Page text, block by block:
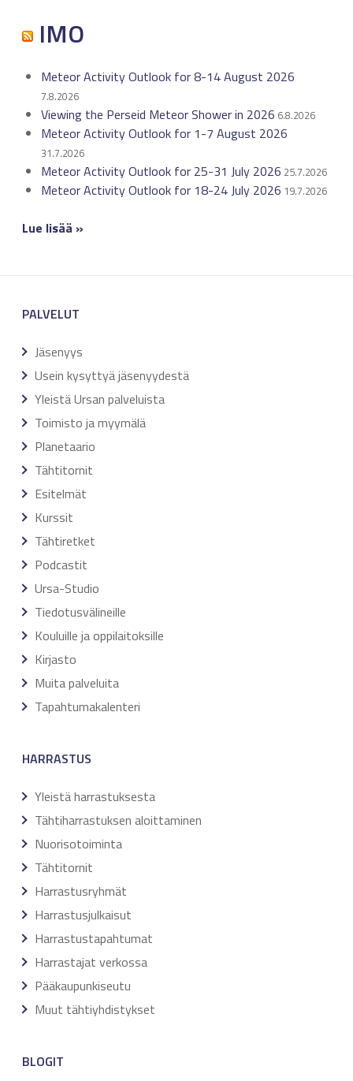
IMO
Meteor Activity Outlook for 8-14 August 2026
7.8.2026
Viewing the Perseid Meteor Shower in 2026 6.8.2026
Meteor Activity Outlook for 1-7 August 2026
31.7.2026
Meteor Activity Outlook for 25-31 July 2026 25.7.2026
Meteor Activity Outlook for 18-24 July 2026 19.7.2026
Lue lisää »
PALVELUT
Jäsenyys
Usein kysyttyä jäsenyydestä
Yleistä Ursan palveluista
Toimisto ja myymälä
Planetaario
Tähtitornit
Esitelmät
Kurssit
Tähtiretket
Podcastit
Ursa-Studio
Tiedotusvälineille
Kouluille ja oppilaitoksille
Kirjasto
Muita palveluita
Tapahtumakalenteri
HARRASTUS
Yleistä harrastuksesta
Tähtiharrastuksen aloittaminen
Nuorisotoiminta
Tähtitornit
Harrastusryhmät
Harrastusjulkaisut
Harrastustapahtumat
Harrastajat verkossa
Pääkaupunkiseutu
Muut tähtiyhdistykset
BLOGIT